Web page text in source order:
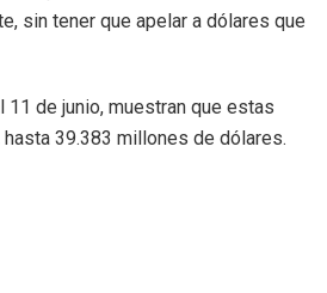
sin tener que apelar a dólares que
de junio, muestran que estas
39.383 millones de dólares.